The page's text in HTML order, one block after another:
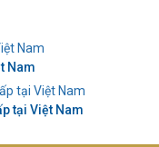
Nam
tại Việt Nam